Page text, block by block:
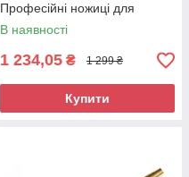
Професійні ножиці для
різання металу Посилені
ножиці арматурні
В наявності
1 234,05 ₴ 1 299 ₴
Купити